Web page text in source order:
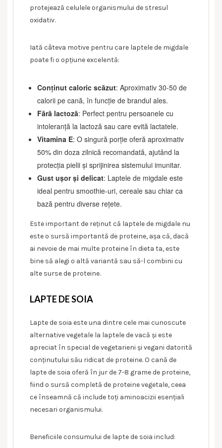
protejează celulele organismului de stresul
oxidativ.
Iată câteva motive pentru care laptele de migdale
poate fi o opțiune excelentă:
Conținut caloric scăzut: Aproximativ 30-50 de
calorii pe cană, în funcție de brandul ales.
Fără lactoză: Perfect pentru persoanele cu
intoleranță la lactoză sau care evită lactatele.
Vitamina E: O singură porție oferă aproximativ
50% din doza zilnică recomandată, ajutând la
protecția pielii și sprijinirea sistemului imunitar.
Gust ușor și delicat: Laptele de migdale este
ideal pentru smoothie-uri, cereale sau chiar ca
bază pentru diverse rețete.
Este important de reținut că laptele de migdale nu
este o sursă importantă de proteine, așa că, dacă
ai nevoie de mai multe proteine în dieta ta, este
bine să alegi o altă variantă sau să-l combini cu
alte surse de proteine.
LAPTE DE SOIA
Lapte de soia este una dintre cele mai cunoscute
alternative vegetale la laptele de vacă și este
apreciat în special de vegetarieni și vegani datorită
conținutului său ridicat de proteine. O cană de
lapte de soia oferă în jur de 7-8 grame de proteine,
fiind o sursă completă de proteine vegetale, ceea
ce înseamnă că include toți aminoacizii esențiali
necesari organismului.
Beneficiile consumului de lapte de soia includ: